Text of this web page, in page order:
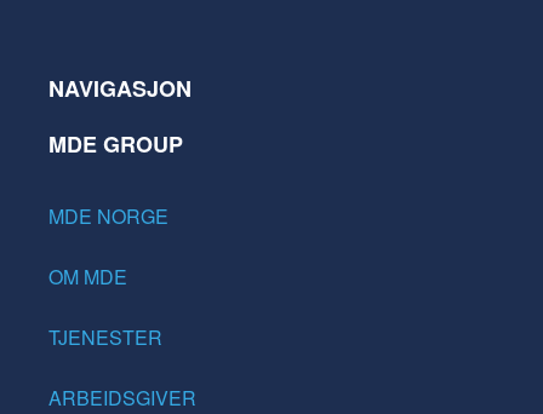
NAVIGASJON
MDE GROUP
MDE NORGE
OM MDE
TJENESTER
ARBEIDSGIVER